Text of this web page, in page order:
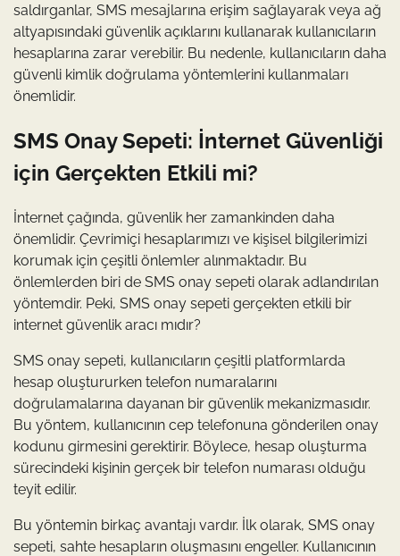
saldırganlar, SMS mesajlarına erişim sağlayarak veya ağ
altyapısındaki güvenlik açıklarını kullanarak kullanıcıların
hesaplarına zarar verebilir. Bu nedenle, kullanıcıların daha
güvenli kimlik doğrulama yöntemlerini kullanmaları
önemlidir.
SMS Onay Sepeti: İnternet Güvenliği
için Gerçekten Etkili mi?
İnternet çağında, güvenlik her zamankinden daha
önemlidir. Çevrimiçi hesaplarımızı ve kişisel bilgilerimizi
korumak için çeşitli önlemler alınmaktadır. Bu
önlemlerden biri de SMS onay sepeti olarak adlandırılan
yöntemdir. Peki, SMS onay sepeti gerçekten etkili bir
internet güvenlik aracı mıdır?
SMS onay sepeti, kullanıcıların çeşitli platformlarda
hesap oluştururken telefon numaralarını
doğrulamalarına dayanan bir güvenlik mekanizmasıdır.
Bu yöntem, kullanıcının cep telefonuna gönderilen onay
kodunu girmesini gerektirir. Böylece, hesap oluşturma
sürecindeki kişinin gerçek bir telefon numarası olduğu
teyit edilir.
Bu yöntemin birkaç avantajı vardır. İlk olarak, SMS onay
sepeti, sahte hesapların oluşmasını engeller. Kullanıcının